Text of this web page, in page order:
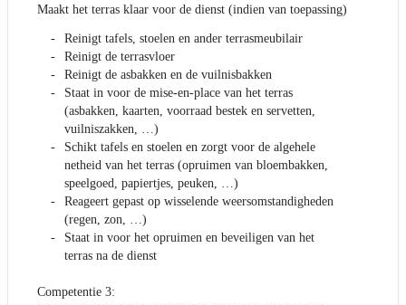
Maakt het terras klaar voor de dienst (indien van toepassing)
Reinigt tafels, stoelen en ander terrasmeubilair
Reinigt de terrasvloer
Reinigt de asbakken en de vuilnisbakken
Staat in voor de mise-en-place van het terras
(asbakken, kaarten, voorraad bestek en servetten,
vuilniszakken, …)
Schikt tafels en stoelen en zorgt voor de algehele
netheid van het terras (opruimen van bloembakken,
speelgoed, papiertjes, peuken, …)
Reageert gepast op wisselende weersomstandigheden
(regen, zon, …)
Staat in voor het opruimen en beveiligen van het
terras na de dienst
Competentie 3: